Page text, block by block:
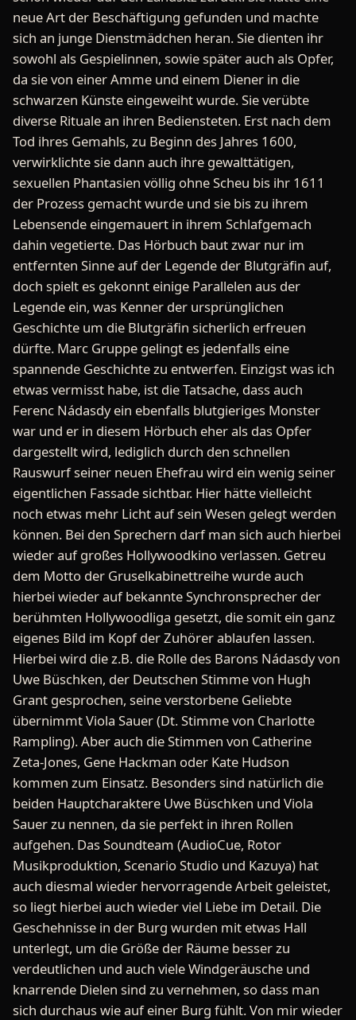
neue Art der Beschäftigung gefunden und machte
sich an junge Dienstmädchen heran. Sie dienten ihr
sowohl als Gespielinnen, sowie später auch als Opfer,
da sie von einer Amme und einem Diener in die
schwarzen Künste eingeweiht wurde. Sie verübte
diverse Rituale an ihren Bediensteten. Erst nach dem
Tod ihres Gemahls, zu Beginn des Jahres 1600,
verwirklichte sie dann auch ihre gewalttätigen,
sexuellen Phantasien völlig ohne Scheu bis ihr 1611
der Prozess gemacht wurde und sie bis zu ihrem
Lebensende eingemauert in ihrem Schlafgemach
dahin vegetierte. Das Hörbuch baut zwar nur im
entfernten Sinne auf der Legende der Blutgräfin auf,
doch spielt es gekonnt einige Parallelen aus der
Legende ein, was Kenner der ursprünglichen
Geschichte um die Blutgräfin sicherlich erfreuen
dürfte. Marc Gruppe gelingt es jedenfalls eine
spannende Geschichte zu entwerfen. Einzigst was ich
etwas vermisst habe, ist die Tatsache, dass auch
Ferenc Nádasdy ein ebenfalls blutgieriges Monster
war und er in diesem Hörbuch eher als das Opfer
dargestellt wird, lediglich durch den schnellen
Rauswurf seiner neuen Ehefrau wird ein wenig seiner
eigentlichen Fassade sichtbar. Hier hätte vielleicht
noch etwas mehr Licht auf sein Wesen gelegt werden
können. Bei den Sprechern darf man sich auch hierbei
wieder auf großes Hollywoodkino verlassen. Getreu
dem Motto der Gruselkabinettreihe wurde auch
hierbei wieder auf bekannte Synchronsprecher der
berühmten Hollywoodliga gesetzt, die somit ein ganz
eigenes Bild im Kopf der Zuhörer ablaufen lassen.
Hierbei wird die z.B. die Rolle des Barons Nádasdy von
Uwe Büschken, der Deutschen Stimme von Hugh
Grant gesprochen, seine verstorbene Geliebte
übernimmt Viola Sauer (Dt. Stimme von Charlotte
Rampling). Aber auch die Stimmen von Catherine
Zeta-Jones, Gene Hackman oder Kate Hudson
kommen zum Einsatz. Besonders sind natürlich die
beiden Hauptcharaktere Uwe Büschken und Viola
Sauer zu nennen, da sie perfekt in ihren Rollen
aufgehen. Das Soundteam (AudioCue, Rotor
Musikproduktion, Scenario Studio und Kazuya) hat
auch diesmal wieder hervorragende Arbeit geleistet,
so liegt hierbei auch wieder viel Liebe im Detail. Die
Geschehnisse in der Burg wurden mit etwas Hall
unterlegt, um die Größe der Räume besser zu
verdeutlichen und auch viele Windgeräusche und
knarrende Dielen sind zu vernehmen, so dass man
sich durchaus wie auf einer Burg fühlt. Von mir wieder